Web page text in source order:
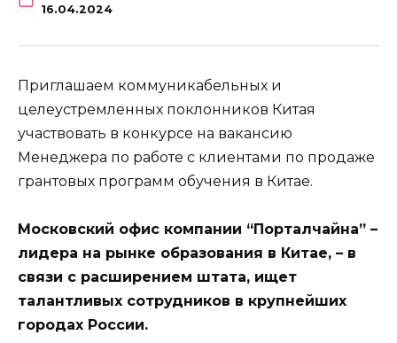
16.04.2024
Приглашаем коммуникабельных и
целеустремленных поклонников Китая
участвовать в конкурсе на вакансию
Менеджера по работе с клиентами по продаже
грантовых программ обучения в Китае.
Московский офис компании “Порталчайна” –
лидера на рынке образования в Китае, – в
связи с расширением штата, ищет
талантливых сотрудников в крупнейших
городах России.